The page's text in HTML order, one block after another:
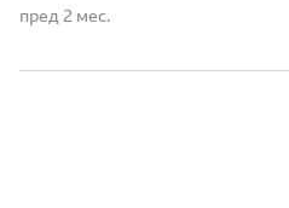
оставија трајни последици
пред 2 мес.